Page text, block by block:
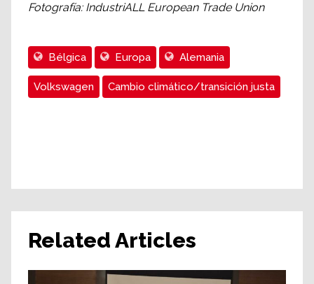
Fotografía: IndustriALL European Trade Union
Bélgica Europa Alemania
Volkswagen Cambio climático/transición justa
Related Articles